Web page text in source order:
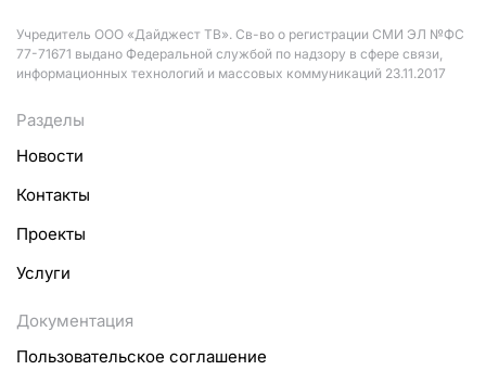
Учредитель ООО «Дайджест ТВ». Св-во о регистрации СМИ ЭЛ №ФС
77-71671 выдано Федеральной службой по надзору в сфере связи,
информационных технологий и массовых коммуникаций 23.11.2017
Разделы
Новости
Контакты
Проекты
Услуги
Документация
Пользовательское соглашение